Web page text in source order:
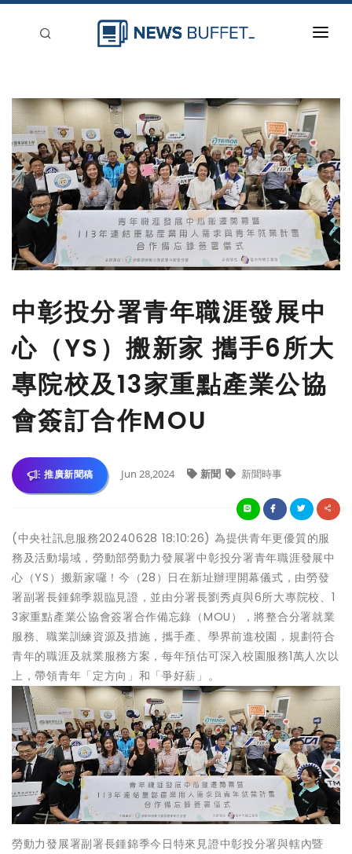
新聞稿分類
登入
刊登
中彰投分署青年職涯發展中
心（YS）搬新家 攜手6所大
專院校及13家重點產業公協
會簽訂合作MOU
推廣新聞稿 Jun 28,2024 新聞 新聞時事
(中央社訊息服務20240628 18:10:26) 為提供青年更優質的服
務及活動場域，勞動部勞動力發展署中彰投分署青年職涯發展中
心（YS）搬新家囉！今（28）日在新址辦理開幕儀式，由勞發
署副署長鍾錦季親臨見證，並由分署長劉秀貞與6所大專院校、1
3家重點產業公協會簽署合作備忘錄（MOU），將整合分署就業
服務、職業訓練資源及措施，攜手產、學界前進校園，規劃符合
青年的職涯及就業服務方案，每年預估可深入校園服務1萬人次以
上，帶領青年「定方向」和「爭好薪」。
勞動力發展署副署長鍾錦季今日特來見證中彰投分署與轄內暨